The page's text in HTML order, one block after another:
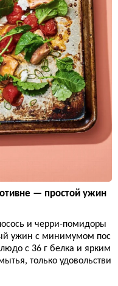
— простой ужин
и черри-помидоры
ужин с минимумом пос
с 36 г белка и ярким
только удовольстви